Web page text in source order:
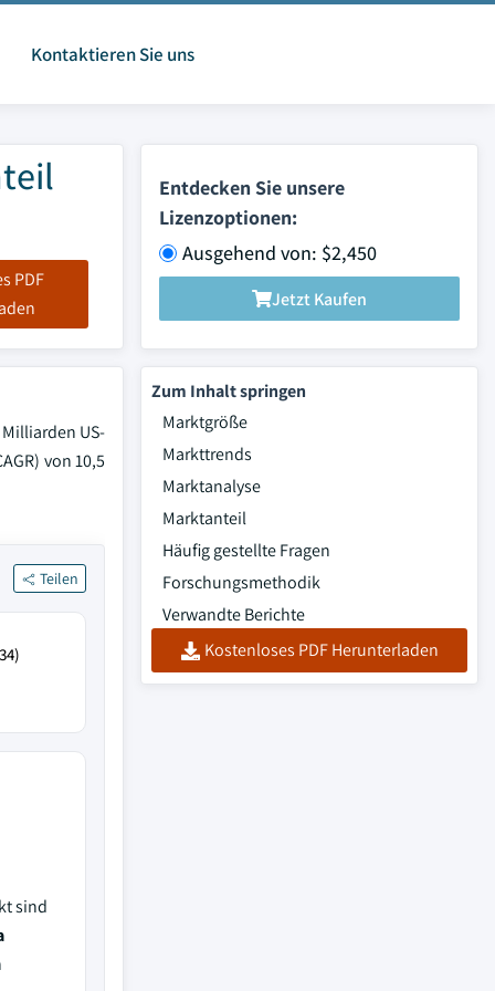
Kontaktieren Sie uns
PDF
Entdecken Sie unsere
Lizenzoptionen:
Ausgehend von: $2,450
Jetzt Kaufen
US-
von 10,5
Teilen
sind
Zum Inhalt springen
Marktgröße
Markttrends
Marktanalyse
Marktanteil
Häufig gestellte Fragen
Forschungsmethodik
Verwandte Berichte
Kostenloses PDF Herunterladen